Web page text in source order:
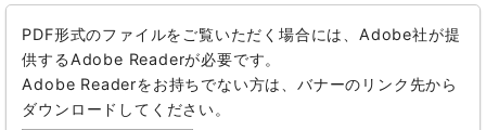
PDF形式のファイルをご覧いただく場合には、Adobe社が提
供するAdobe Readerが必要です。
Adobe Readerをお持ちでない方は、バナーのリンク先から
ダウンロードしてください。